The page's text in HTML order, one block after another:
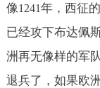
像1241年，西征
已经攻下布达佩
洲再无像样的军
退兵了，如果欧